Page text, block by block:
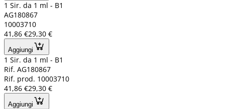
1 Sir. da 1 ml - B1
AG180867
10003710
41,86 €29,30 €
Aggiungi
1 Sir. da 1 ml - B1
Rif. AG180867
Rif. prod. 10003710
41,86 €29,30 €
Aggiungi